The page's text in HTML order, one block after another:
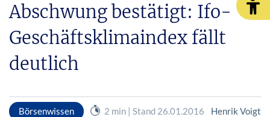
Abschwung bestätigt: Ifo-
Geschäftsklimaindex fällt
deutlich
Börsenwissen 2 min | Stand 26.01.2016 Henrik Voigt